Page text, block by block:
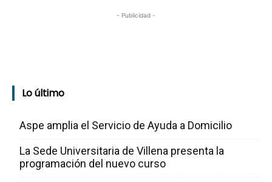
- Publicidad -
Lo último
Aspe amplia el Servicio de Ayuda a Domicilio
La Sede Universitaria de Villena presenta la
programación del nuevo curso